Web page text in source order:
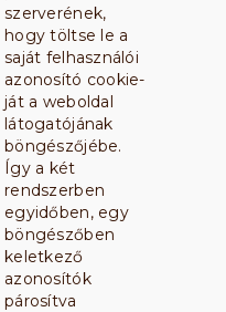
szerverének,
hogy töltse le a
saját felhasználói
azonosító cookie-
ját a weboldal
látogatójának
böngészőjébe.
Így a két
rendszerben
egyidőben, egy
böngészőben
keletkező
azonosítók
párosítva